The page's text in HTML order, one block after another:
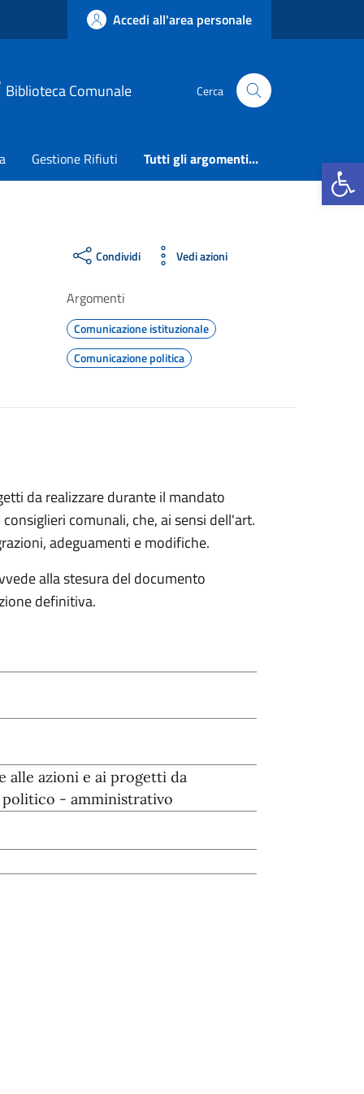
Apri la
Accedi all'area personale
Biblioteca Comunale Cerca
Gestione Rifiuti Tutti gli argomenti...
Condividi Vedi azioni
Argomenti
Comunicazione istituzionale
Comunicazione politica
da realizzare durante il mandato
comunali, che, ai sensi dell'art.
adeguamenti e modifiche.
alla stesura del documento
definitiva.
alle azioni e ai progetti da
- amministrativo